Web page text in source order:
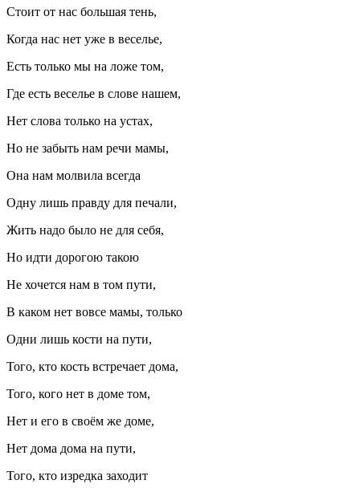
Стоит от нас большая тень,
Когда нас нет уже в веселье,
Есть только мы на ложе том,
Где есть веселье в слове нашем,
Нет слова только на устах,
Но не забыть нам речи мамы,
Она нам молвила всегда
Одну лишь правду для печали,
Жить надо было не для себя,
Но идти дорогою такою
Не хочется нам в том пути,
В каком нет вовсе мамы, только
Одни лишь кости на пути,
Того, кто кость встречает дома,
Того, кого нет в доме том,
Нет и его в своём же доме,
Нет дома дома на пути,
Того, кто изредка заходит